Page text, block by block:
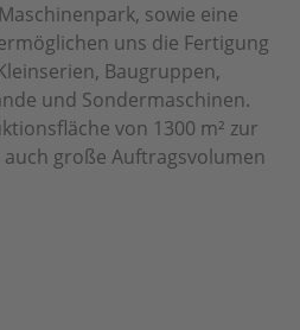
sowie eine
uns die Fertigung
Baugruppen,
und Sondermaschinen.
von 1300 m² zur
große Auftragsvolumen